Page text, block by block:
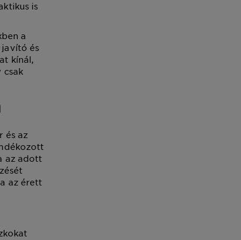
is
a
javító és
kínál,
csak
és az
az adott
az érett